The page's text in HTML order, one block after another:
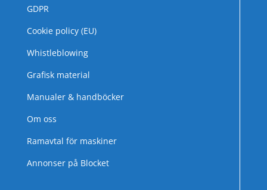
GDPR
Cookie policy (EU)
Whistleblowing
Grafisk material
Manualer & handböcker
Om oss
Ramavtal för maskiner
Annonser på Blocket